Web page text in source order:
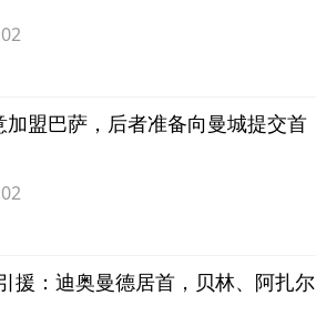
盟巴萨，后者准备向曼城提交首
援：迪奥曼德居首，贝林、阿扎尔